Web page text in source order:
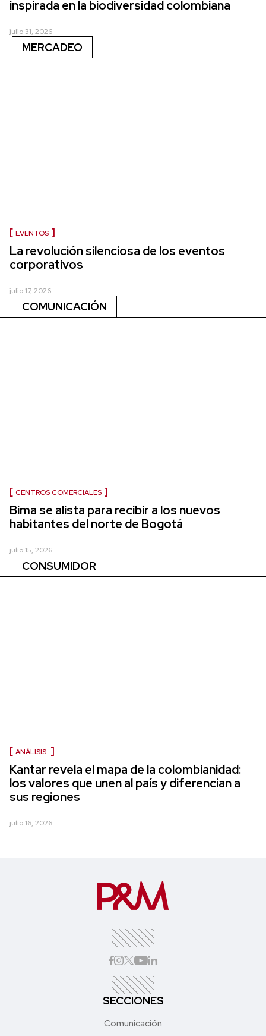
inspirada en la biodiversidad colombiana
julio 31, 2026
MERCADEO
EVENTOS
La revolución silenciosa de los eventos
corporativos
julio 17, 2026
COMUNICACIÓN
CENTROS COMERCIALES
Bima se alista para recibir a los nuevos
habitantes del norte de Bogotá
julio 15, 2026
CONSUMIDOR
ANÁLISIS
Kantar revela el mapa de la colombianidad:
los valores que unen al país y diferencian a
sus regiones
julio 16, 2026
SECCIONES
Comunicación